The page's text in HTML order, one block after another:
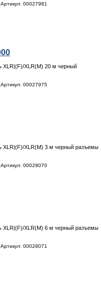
Артикул: 00027981
XLR|(F)/XLR(M) 20 м черный
Артикул: 00027975
XLR|(F)/XLR(M) 3 м черный разъемы
Артикул: 00028070
XLR|(F)/XLR(M) 6 м черный разъемы
Артикул: 00028071